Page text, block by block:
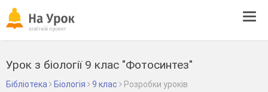
Урок з біології 9 клас "Фотосинтез"
Бібліотека Біологія 9 клас Розробки уроків